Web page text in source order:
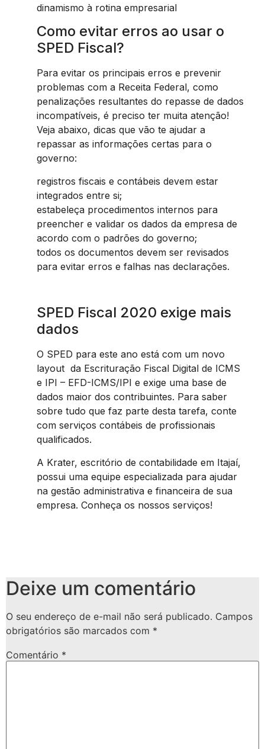
dinamismo à rotina empresarial
Como evitar erros ao usar o
SPED Fiscal?
Para evitar os principais erros e prevenir
problemas com a Receita Federal, como
penalizações resultantes do repasse de dados
incompatíveis, é preciso ter muita atenção!
Veja abaixo, dicas que vão te ajudar a
repassar as informações certas para o
governo:
registros fiscais e contábeis devem estar
integrados entre si;
estabeleça procedimentos internos para
preencher e validar os dados da empresa de
acordo com o padrões do governo;
todos os documentos devem ser revisados
para evitar erros e falhas nas declarações.
SPED Fiscal 2020 exige mais
dados
O SPED para este ano está com um novo
layout da Escrituração Fiscal Digital de ICMS
e IPI – EFD-ICMS/IPI e exige uma base de
dados maior dos contribuintes. Para saber
sobre tudo que faz parte desta tarefa, conte
com serviços contábeis de profissionais
qualificados.
A Krater, escritório de contabilidade em Itajaí,
possui uma equipe especializada para ajudar
na gestão administrativa e financeira de sua
empresa. Conheça os nossos serviços!
Deixe um comentário
O seu endereço de e-mail não será publicado. Campos
obrigatórios são marcados com *
Comentário *